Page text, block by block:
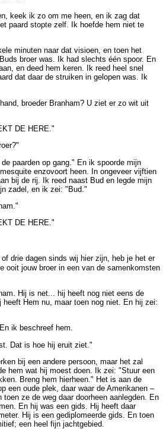
keek ik zo om me heen, en ik zag dat
paard stopte zelf. Ik hoefde hem niet te
minuten naar dat visioen, en toen het
broer was. Ik had slechts één spoor. En
en deed hem keren. Ik reed heel snel
dat daar de struiken in gelopen was. Ik
broeder Branham? U ziet er zo wit uit
DE HERE."
paarden op gang." En ik spoorde mijn
enzovoort heen. In ongeveer vijftien
bij de rij. Ik reed naast Bud en legde mijn
zadel, en ik zei: "Bud."
DE HERE."
of drie dagen sinds wij hier zijn, heb je het er
ooit jouw broer in een van de samenkomsten
Hij is net... hij heeft nog niet eens de
heeft Hem nu, maar toen nog niet. En hij zei:
ik beschreef hem.
Dat is hoe hij eruit ziet."
bij een andere persoon, maar het zal
hem wat hij moest doen. Ik zei: "Stuur een
Breng hem hierheen." Het is aan de
een oude plek, daar waar de Amerikanen –
ze de weg daar doorheen aanlegden. En
En hij was een gids. Hij heeft daar
Hij is een gediplomeerde gids. En toen
een heel fijn jachtgebied.